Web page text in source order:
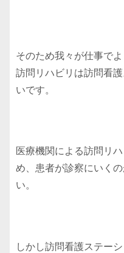
そのため我々が仕事で
訪問リハビリは訪問看
いです。
医療機関による訪問リ
め、患者が診察にいく
い。
しかし訪問看護ステー